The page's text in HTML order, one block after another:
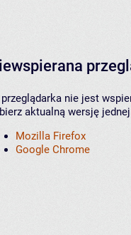
przeglądarka nie jest
aktualną wersję
Mozilla Firefox
Google Chrome